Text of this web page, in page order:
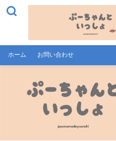
ホーム お問い合わせ